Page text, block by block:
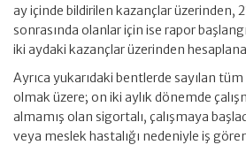
ay içinde bildirilen kazançlar üzerinden,
sonrasında olanlar için ise rapor
iki aydaki kazançlar üzerinden
Ayrıca yukarıdaki bentlerde sayılan
olmak üzere; on iki aylık dönemde
almamış olan sigortalı, çalışmaya
veya meslek hastalığı nedeniyle iş